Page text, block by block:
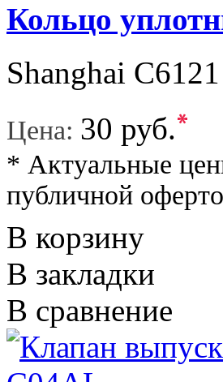
Кольцо
Shanghai
Цена: 30 руб.*
* Актуальные
публичной
В корзину
В закладки
В сравнение